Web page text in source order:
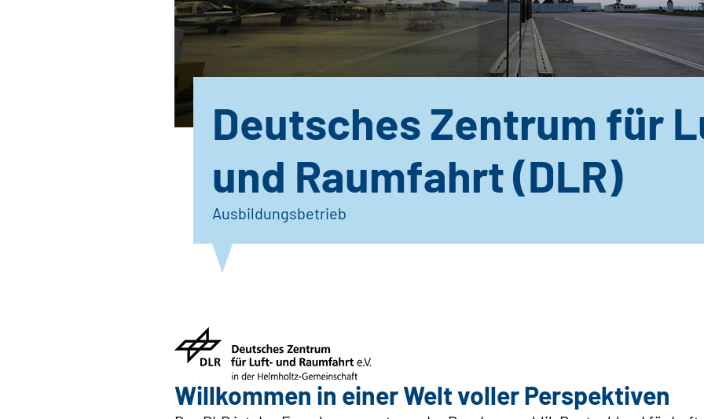
Deutsches Zentrum für
und Raumfahrt (DLR)
Ausbildungsbetrieb
Willkommen in einer Welt voller Perspektiven